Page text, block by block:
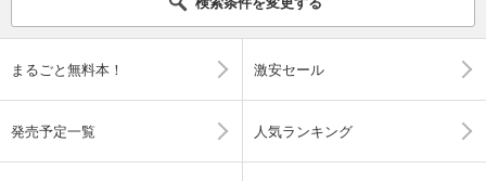
まるごと無料本！ 激安セール
発売予定一覧 人気ランキング